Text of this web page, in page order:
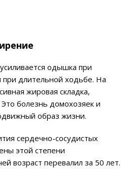
одышка при
при длительной ходьбе. На
жировая складка,
болезнь домохозяек и
образ жизни.
сердечно-сосудистых
этой степени
возраст перевалил за 50 лет.